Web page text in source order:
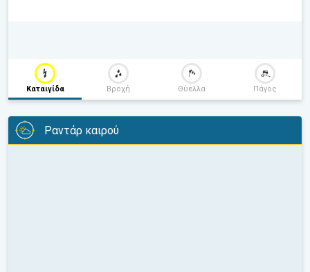
Καταιγίδα Βροχή Θύελλα Πάγος
Ραντάρ καιρού